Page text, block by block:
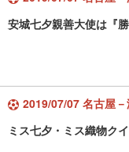
安城七夕親善大使は『
2019/07/07 名古屋
ミス七夕・ミス織物ク